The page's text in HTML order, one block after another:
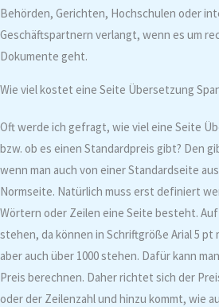
Behörden, Gerichten, Hochschulen oder
Geschäftspartnern verlangt, wenn es um
Dokumente geht.
Wie viel kostet eine Seite Übersetzung
Oft werde ich gefragt, wie viel eine Seite
bzw. ob es einen Standardpreis gibt? Den
wenn man auch von einer Standardseite
Normseite. Natürlich muss erst definiert
Wörtern oder Zeilen eine Seite besteht.
stehen, da können in Schriftgröße Arial 5
aber auch über 1000 stehen. Dafür kann
Preis berechnen. Daher richtet sich der
oder der Zeilenzahl und hinzu kommt, wie